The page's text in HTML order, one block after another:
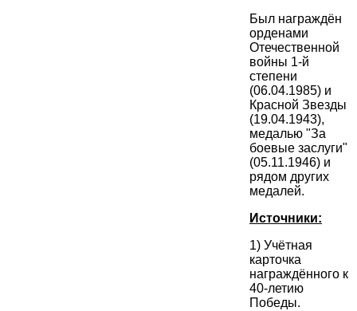
Был награждён
орденами
Отечественной
войны 1-й
степени
(06.04.1985) и
Красной Звезды
(19.04.1943),
медалью "За
боевые заслуги"
(05.11.1946) и
рядом других
медалей.
Источники:
1) Учётная
карточка
награждённого к
40-летию
Победы.